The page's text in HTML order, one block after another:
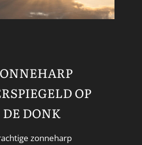
OP
DE DONK
zonneharp